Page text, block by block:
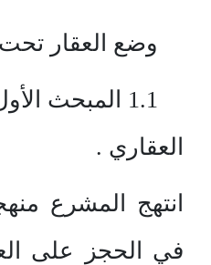
وضع العقار تحت
1.1 المبحث
العقاري .
انتهج المشرع
في الحجز على